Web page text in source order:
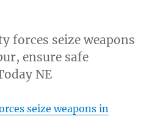
forces seize weapons
ensure safe
NE
seize weapons in